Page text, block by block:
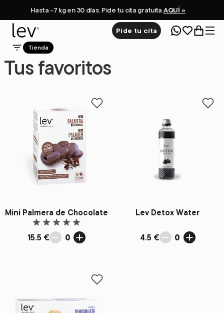
Hasta -7 kg en 30 días. Pide tu cita gratuita AQUÍ »
Pide tu cita
Tienda
Tus favoritos
Add to favorites
Mini Palmera de Chocolate
15.5 € 0
Add
Lev Detox Water
4.5 € 0
Add to favorites